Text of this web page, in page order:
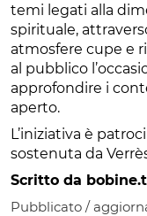
temi legati alla
spirituale,
atmosfere cupe e
al pubblico
approfondire i
aperto.
L’iniziativa è
sostenuta da
Scritto da
Pubblicato /